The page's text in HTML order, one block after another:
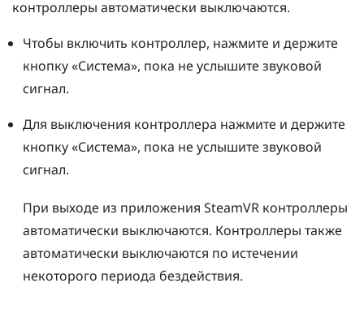
контроллеры автоматически выключаются.
Чтобы включить контроллер, нажмите и держите
кнопку «Система», пока не услышите звуковой
сигнал.
Для выключения контроллера нажмите и держите
кнопку «Система», пока не услышите звуковой
сигнал.
При выходе из приложения SteamVRконтроллеры
автоматически выключаются. Контроллеры также
автоматически выключаются по истечении
некоторого периода бездействия.